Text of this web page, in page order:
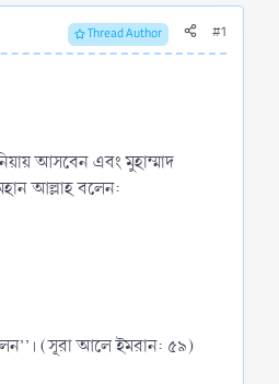
Thread Author #1
আসবেন এবং মুহাম্মাদ
আল্লাহ বলেন:
(সূরা আলে ইমরান: ৫৯)